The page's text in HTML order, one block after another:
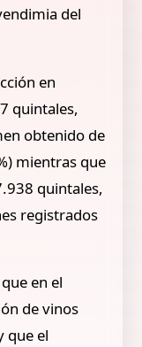
del
en
quintales,
obtenido de
mientras que
quintales,
registrados
en el
de vinos
que el